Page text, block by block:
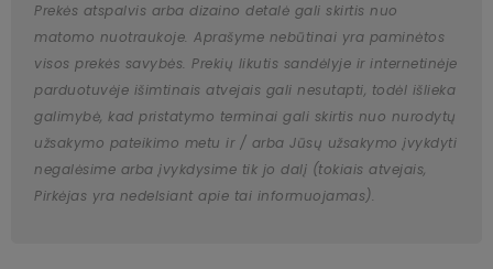
Prekės atspalvis arba dizaino detalė gali skirtis nuo
matomo nuotraukoje. Aprašyme nebūtinai yra paminėtos
visos prekės savybės. Prekių likutis sandėlyje ir internetinėje
parduotuvėje išimtinais atvejais gali nesutapti, todėl išlieka
galimybė, kad pristatymo terminai gali skirtis nuo nurodytų
užsakymo pateikimo metu ir / arba Jūsų užsakymo įvykdyti
negalėsime arba įvykdysime tik jo dalį (tokiais atvejais,
Pirkėjas yra nedelsiant apie tai informuojamas).